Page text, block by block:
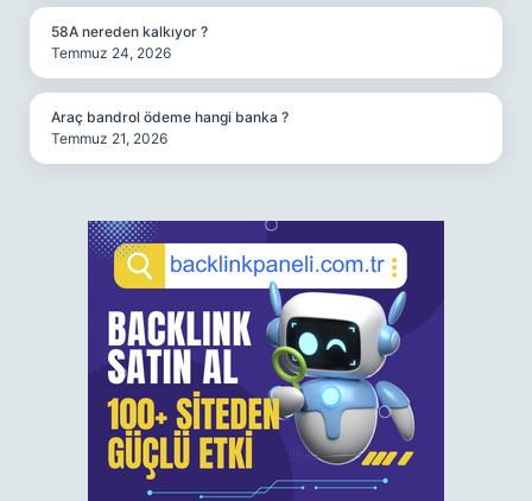
58A nereden kalkıyor ?
Temmuz 24, 2026
Araç bandrol ödeme hangi banka ?
Temmuz 21, 2026